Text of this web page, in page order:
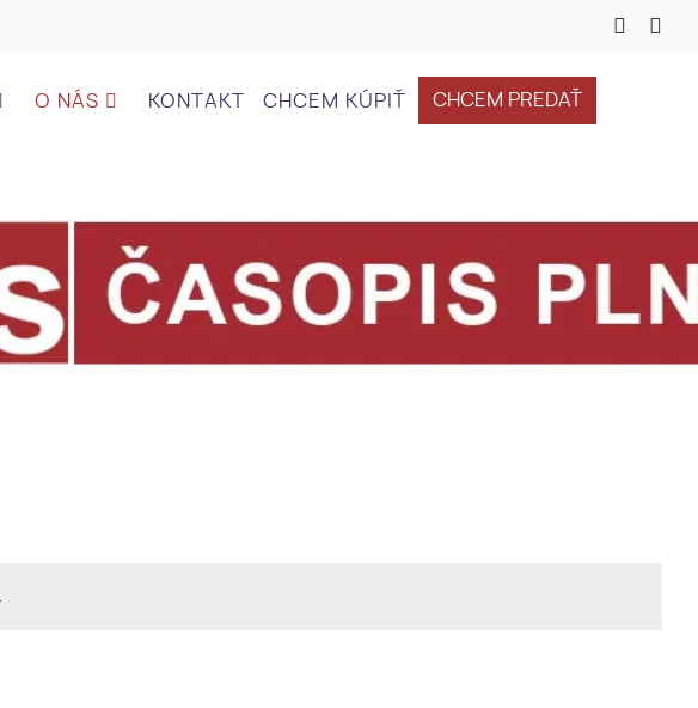
O NÁS KONTAKT CHCEM KÚPIŤ CHCEM PREDAŤ